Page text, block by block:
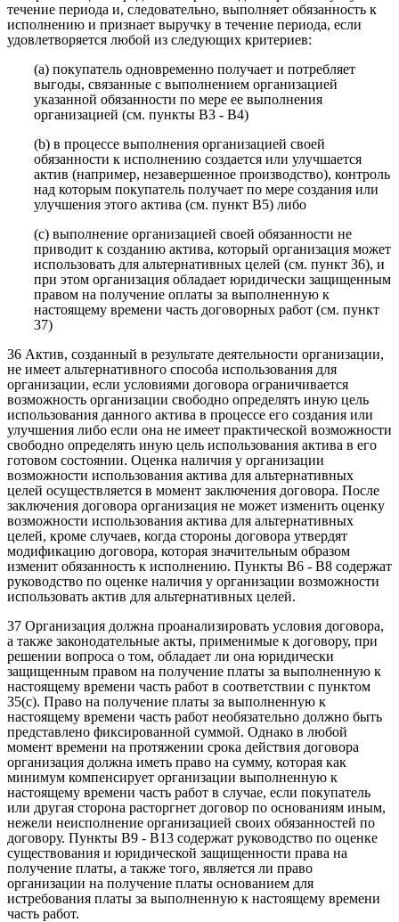
течение периода и, следовательно, выполняет обязанность к
исполнению и признает выручку в течение периода, если
удовлетворяется любой из следующих критериев:
(a) покупатель одновременно получает и потребляет
выгоды, связанные с выполнением организацией
указанной обязанности по мере ее выполнения
организацией (см. пункты B3 - B4)
(b) в процессе выполнения организацией своей
обязанности к исполнению создается или улучшается
актив (например, незавершенное производство), контроль
над которым покупатель получает по мере создания или
улучшения этого актива (см. пункт B5) либо
(c) выполнение организацией своей обязанности не
приводит к созданию актива, который организация может
использовать для альтернативных целей (см. пункт 36), и
при этом организация обладает юридически защищенным
правом на получение оплаты за выполненную к
настоящему времени часть договорных работ (см. пункт
37)
36 Актив, созданный в результате деятельности организации,
не имеет альтернативного способа использования для
организации, если условиями договора ограничивается
возможность организации свободно определять иную цель
использования данного актива в процессе его создания или
улучшения либо если она не имеет практической возможности
свободно определять иную цель использования актива в его
готовом состоянии. Оценка наличия у организации
возможности использования актива для альтернативных
целей осуществляется в момент заключения договора. После
заключения договора организация не может изменить оценку
возможности использования актива для альтернативных
целей, кроме случаев, когда стороны договора утвердят
модификацию договора, которая значительным образом
изменит обязанность к исполнению. Пункты B6 - B8 содержат
руководство по оценке наличия у организации возможности
использовать актив для альтернативных целей.
37 Организация должна проанализировать условия договора,
а также законодательные акты, применимые к договору, при
решении вопроса о том, обладает ли она юридически
защищенным правом на получение платы за выполненную к
настоящему времени часть работ в соответствии с пунктом
35(c). Право на получение платы за выполненную к
настоящему времени часть работ необязательно должно быть
представлено фиксированной суммой. Однако в любой
момент времени на протяжении срока действия договора
организация должна иметь право на сумму, которая как
минимум компенсирует организации выполненную к
настоящему времени часть работ в случае, если покупатель
или другая сторона расторгнет договор по основаниям иным,
нежели неисполнение организацией своих обязанностей по
договору. Пункты B9 - B13 содержат руководство по оценке
существования и юридической защищенности права на
получение платы, а также того, является ли право
организации на получение платы основанием для
истребования платы за выполненную к настоящему времени
часть работ.